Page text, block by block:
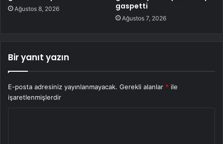
Ağustos 8, 2026
gaspetti
Ağustos 7, 2026
Bir yanıt yazın
E-posta adresiniz yayınlanmayacak. Gerekli alanlar * ile
işaretlenmişlerdir